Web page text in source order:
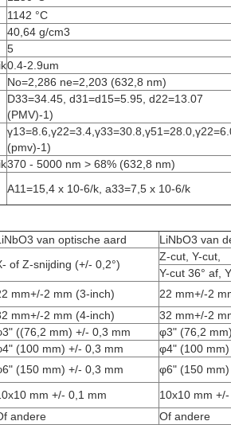
1142 °C
40,64 g/cm3
5
0.4-2.9um
No=2,286 ne=2,203 (632,8 nm)
D33=34.45, d31=d15=5.95, d22=13.07
(PMV)-1)
(pmv)-1)
370 - 5000 nm > 68% (632,8 nm)
A11=15,4 x 10-6/k, a33=7,5 x 10-6/k
van optische aard
LiNbO3 van
of Z-snijding (+/- 0,2°)
Z-cut, Y-cut,
Y-cut 36° af,
mm+/-2 mm (3-inch)
22 mm+/-2
mm+/-2 mm (4-inch)
32 mm+/-2
((76,2 mm) +/- 0,3 mm
φ3" (76,2
(100 mm) +/- 0,3 mm
φ4" (100
(150 mm) +/- 0,3 mm
φ6" (150
mm +/- 0,1 mm
10x10 mm
andere
Of andere